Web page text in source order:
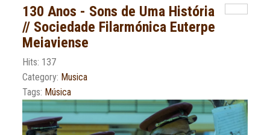
130 Anos - Sons de Uma História
// Sociedade Filarmónica Euterpe
Meiaviense
Hits: 137
Category: Musica
Tags: Música